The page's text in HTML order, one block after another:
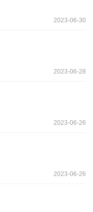
2023-06-30
2023-06-28
2023-06-26
2023-06-26